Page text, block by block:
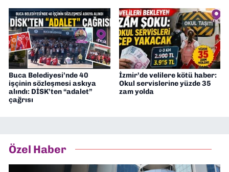
Buca Belediyesi’nde 40
işçinin sözleşmesi askıya
alındı: DİSK’ten “adalet”
çağrısı
İzmir’de velilere kötü haber:
Okul servislerine yüzde 35
zam yolda
Özel Haber